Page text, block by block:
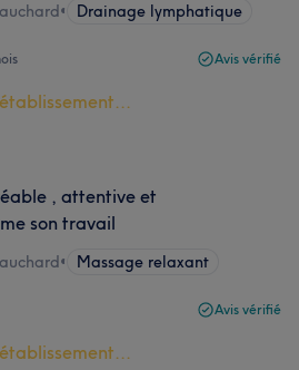
• Drainage lymphatique
Avis vérifié
, attentive et
son travail
• Massage relaxant
Avis vérifié